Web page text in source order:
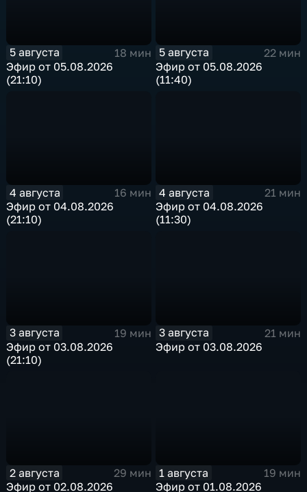
5 августа
18 мин
Эфир от 05.08.2026
(21:10)
5 августа
22 мин
Эфир от 05.08.2026
(11:40)
4 августа
16 мин
Эфир от 04.08.2026
(21:10)
4 августа
21 мин
Эфир от 04.08.2026
(11:30)
3 августа
19 мин
Эфир от 03.08.2026
(21:10)
3 августа
21 мин
Эфир от 03.08.2026
2 августа
29 мин
Эфир от 02.08.2026
1 августа
19 мин
Эфир от 01.08.2026